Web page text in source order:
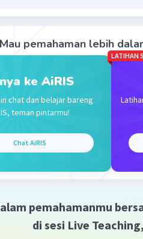
Mau pemahaman lebih
ke AiRIS
chat dan belajar bareng
teman pintarmu!
Chat AiRIS
LATIHAN
pemahamanmu
di sesi Live